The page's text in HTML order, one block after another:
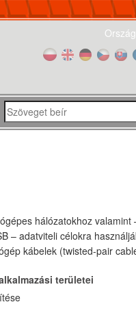
hálózatokhoz valamint
– adatviteli célokra
kábelek (twisted-pair
területei